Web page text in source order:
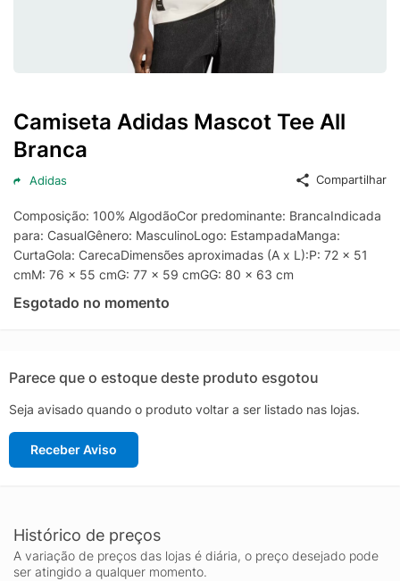
Camiseta Adidas Mascot Tee All
Branca
Adidas Compartilhar
Composição: 100% AlgodãoCor predominante: BrancaIndicada
para: CasualGênero: MasculinoLogo: EstampadaManga:
CurtaGola: CarecaDimensões aproximadas (A x L):P: 72 x 51
cmM: 76 x 55 cmG: 77 x 59 cmGG: 80 x 63 cm
Esgotado no momento
Parece que o estoque deste produto esgotou
Seja avisado quando o produto voltar a ser listado nas lojas.
Receber Aviso
Histórico de preços
A variação de preços das lojas é diária, o preço desejado pode
ser atingido a qualquer momento.